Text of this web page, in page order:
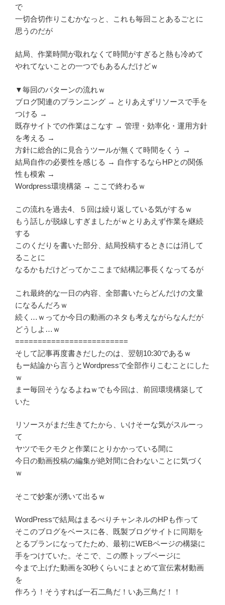
で
一切合切作りこむかなっと、これも毎回ことあるごとに
思うのだが
結局、作業時間が取れなくて時間がすぎると熱も冷めて
やれてないことの一つでもあるんだけどｗ
▼毎回のパターンの流れｗ
ブログ関連のプランニング → とりあえずリソースで手を
つける →
既存サイトでの作業はこなす → 管理・効率化・運用方針
を考える →
方針に総合的に見合うツールが無くて時間をくう →
結局自作の必要性を感じる → 自作するならHPとの関係
性も模索 →
Wordpress環境構築 → ここで終わるｗ
この流れを過去4、５回は繰り返している気がするｗ
もう話しが脱線しすぎましたがｗとりあえず作業を継続
する
このくだりを書いた部分、結局投稿するときには消して
ることに
なるかもだけどってかここまで結構記事長くなってるが
これ最終的な一日の内容、全部書いたらどんだけの文量
になるんだろｗ
続く…ｗってか今日の動画のネタも考えながらなんだが
どうしよ…ｗ
=========================
そして記事再度書きだしたのは、翌朝10:30であるｗ
もー結論から言うとWordpressで全部作りこむことにした
ｗ
まー毎回そうなるよねｗでも今回は、前回環境構築して
いた
リソースがまだ生きてたから、いけそーな気がスルーっ
て
ヤツでモクモクと作業にとりかかっている間に
今日の動画投稿の編集が絶対間に合わないことに気づく
ｗ
そこで妙案が湧いて出るｗ
WordPressで結局はまるべりチャンネルのHPも作って
そこのブログをベースに各、既製ブログサイトに同期を
とるプランになってたため、最初にWEBページの構築に
手をつけていた。そこで、この際トップページに
今まで上げた動画を30秒くらいにまとめて宣伝素材動画
を
作ろう！そうすれば一石二鳥だ！いあ三鳥だ！！